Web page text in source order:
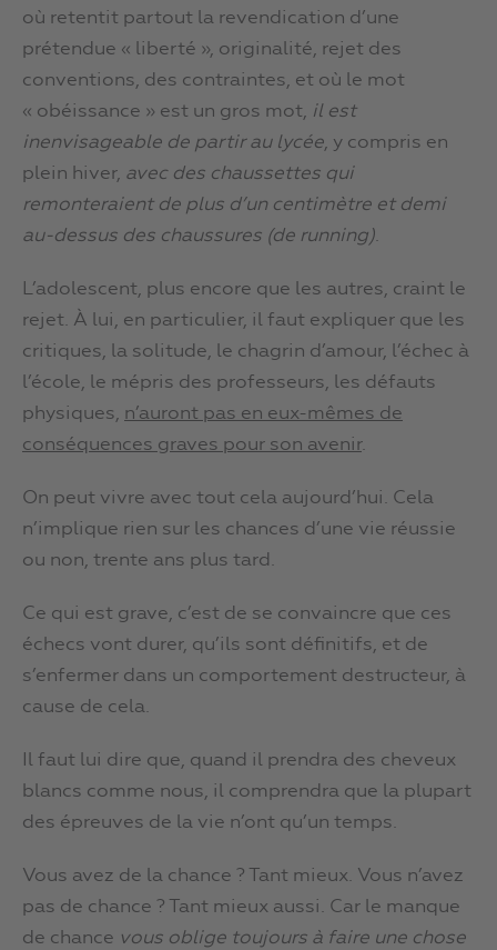
où retentit partout la revendication d’une
prétendue « liberté », originalité, rejet des
conventions, des contraintes, et où le mot
« obéissance » est un gros mot, il est
inenvisageable de partir au lycée, y compris en
plein hiver, avec des chaussettes qui
remonteraient de plus d’un centimètre et demi
au-dessus des chaussures (de running).
L’adolescent, plus encore que les autres, craint le
rejet. À lui, en particulier, il faut expliquer que les
critiques, la solitude, le chagrin d’amour, l’échec à
l’école, le mépris des professeurs, les défauts
physiques, n’auront pas en eux-mêmes de
conséquences graves pour son avenir.
On peut vivre avec tout cela aujourd’hui. Cela
n’implique rien sur les chances d’une vie réussie
ou non, trente ans plus tard.
Ce qui est grave, c’est de se convaincre que ces
échecs vont durer, qu’ils sont définitifs, et de
s’enfermer dans un comportement destructeur, à
cause de cela.
Il faut lui dire que, quand il prendra des cheveux
blancs comme nous, il comprendra que la plupart
des épreuves de la vie n’ont qu’un temps.
Vous avez de la chance ? Tant mieux. Vous n’avez
pas de chance ? Tant mieux aussi. Car le manque
de chance vous oblige toujours à faire une chose